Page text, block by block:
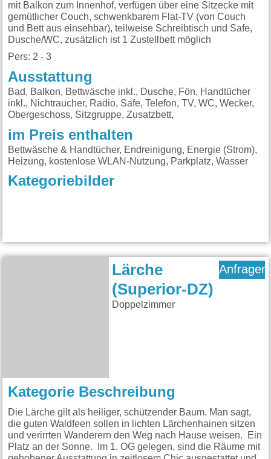
mit Balkon zum Innenhof, verfügen über eine Sitzecke mit
gemütlicher Couch, schwenkbarem Flat-TV (von Couch
und Bett aus einsehbar), teilweise Schreibtisch und Safe,
Dusche/WC, zusätzlich ist 1 Zustellbett möglich
Pers: 2 - 3
Ausstattung
Bad, Balkon, Bettwäsche inkl., Dusche, Fön, Handtücher
inkl., Nichtraucher, Radio, Safe, Telefon, TV, WC, Wecker,
Obergeschoss, Sitzgruppe, Zusatzbett,
im Preis enthalten
Bettwäsche & Handtücher, Endreinigung, Energie (Strom),
Heizung, kostenlose WLAN-Nutzung, Parkplatz, Wasser
Kategoriebilder
Lärche
(Superior-DZ)
Doppelzimmer
Anfragen
Kategorie Beschreibung
Die Lärche gilt als heiliger, schützender Baum. Man sagt,
die guten Waldfeen sollen in lichten Lärchenhainen sitzen
und verirrten Wanderern den Weg nach Hause weisen. Ein
Platz an der Sonne. Im 1. OG gelegen, sind die Räume mit